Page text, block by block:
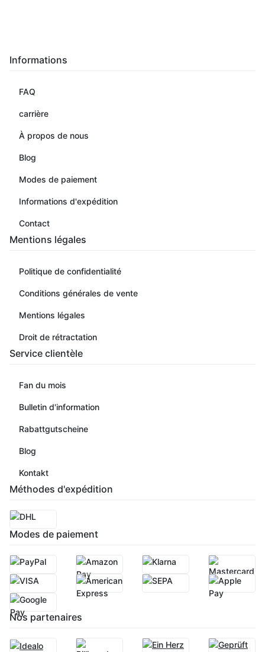
Informations
FAQ
carrière
À propos de nous
Blog
Modes de paiement
Informations d'expédition
Contact
Mentions légales
Politique de confidentialité
Conditions générales de vente
Mentions légales
Droit de rétractation
Service clientèle
Fan du mois
Bulletin d'information
Rabattgutscheine
Blog
Kontakt
Méthodes d'expédition
Modes de paiement
Nos partenaires